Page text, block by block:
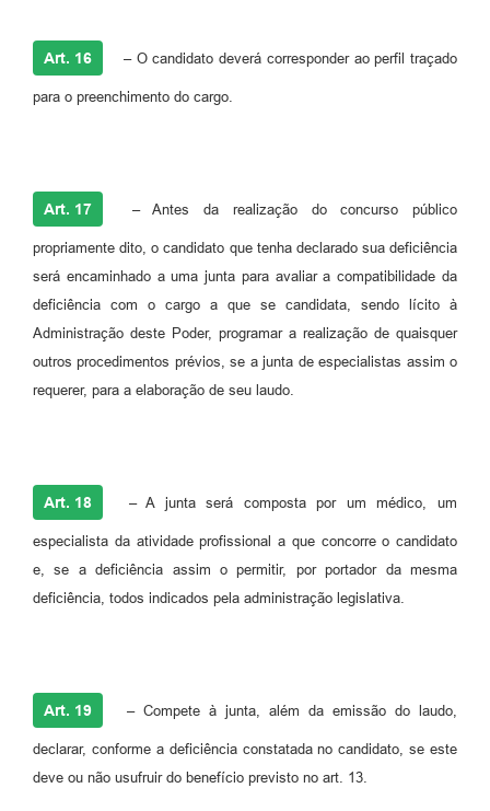
Art. 16 – O candidato deverá corresponder ao perfil traçado
para o preenchimento do cargo.
Art. 17 – Antes da realização do concurso público
propriamente dito, o candidato que tenha declarado sua deficiência
será encaminhado a uma junta para avaliar a compatibilidade da
deficiência com o cargo a que se candidata, sendo lícito à
Administração deste Poder, programar a realização de quaisquer
outros procedimentos prévios, se a junta de especialistas assim o
requerer, para a elaboração de seu laudo.
Art. 18 – A junta será composta por um médico, um
especialista da atividade profissional a que concorre o candidato
e, se a deficiência assim o permitir, por portador da mesma
deficiência, todos indicados pela administração legislativa.
Art. 19 – Compete à junta, além da emissão do laudo,
declarar, conforme a deficiência constatada no candidato, se este
deve ou não usufruir do benefício previsto no art. 13.